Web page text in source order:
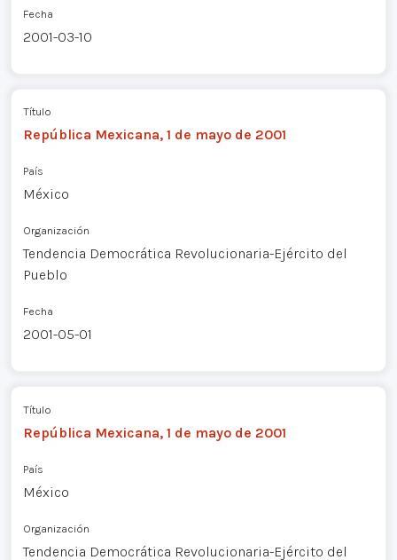
Fecha
2001-03-10
Título
República Mexicana, 1 de mayo de 2001
País
México
Organización
Tendencia Democrática Revolucionaria-Ejército del
Pueblo
Fecha
2001-05-01
Título
República Mexicana, 1 de mayo de 2001
País
México
Organización
Tendencia Democrática Revolucionaria-Ejército del